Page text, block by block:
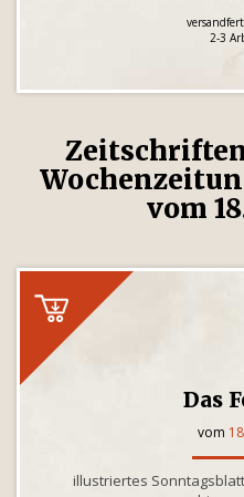
2-3
vom
Das
vom
illustriertes